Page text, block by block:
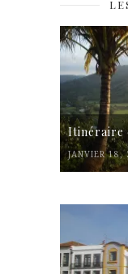
Itinéraire
JANVIER 18,